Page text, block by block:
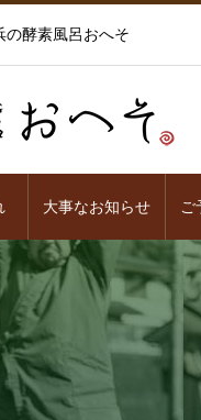
の酵素風呂おへそ
大事なお知らせ ご